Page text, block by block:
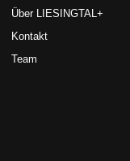
Über LIESINGTAL+
Kontakt
Team